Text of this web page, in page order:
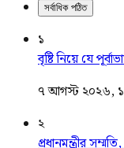
সর্বাধিক পঠিত
১
বৃষ্টি নিয়ে যে
৭ আগস্ট ২০২৬,
২
প্রধানমন্ত্রীর